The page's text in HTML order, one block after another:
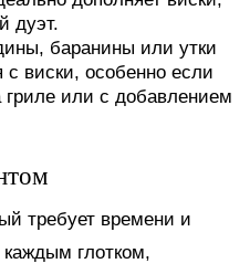
дуэт.
баранины или утки
с виски, особенно если
гриле или с добавлением
требует времени и
глотком,